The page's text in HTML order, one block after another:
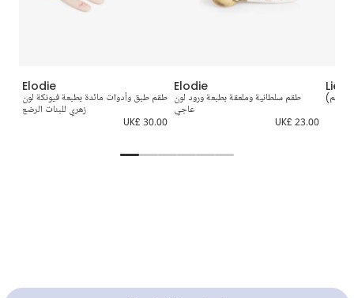
Elodie
طقم طبق وأدوات مائدة بطبعة فيونكة لون
زهري للبنات الرضع
UK£ 30.00
Elodie
طقم سلطانية وملعقة بطبعة ورود لون
عاجي
UK£ 23.00